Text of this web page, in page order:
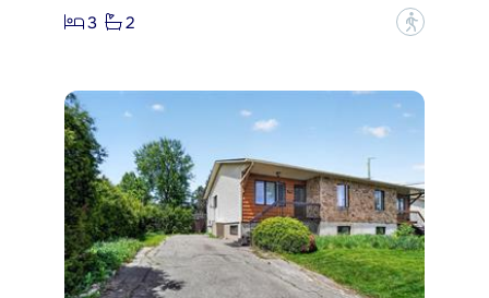
3
2 ?